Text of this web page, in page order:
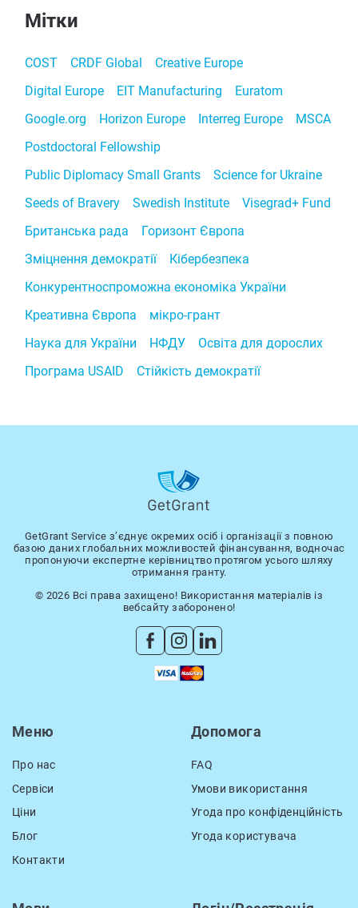
Мітки
COST CRDF Global
Creative Europe
Digital Europe
EIT Manufacturing
Euratom
Google.org
Horizon Europe Interreg Europe
MSCA
Postdoctoral Fellowship
Public Diplomacy Small Grants
Science for Ukraine
Seeds of Bravery
Swedish Institute
Visegrad+ Fund
Британська рада
Горизонт Європа
Зміцнення демократії
Кібербезпека
Конкурентноспроможна економіка України
Креативна Європа
мікро-грант
Наука для України
НФДУ
Освіта для дорослих
Програма USAID
Стійкість демократії
GetGrant Service з’єднує окремих осіб і організації з повною
базою даних глобальних можливостей фінансування, водночас
пропонуючи експертне керівництво протягом усього шляху
отримання гранту.
© 2026 Всі права захищено! Використання матеріалів із
вебсайту заборонено!
Меню
Про нас
Сервіси
Ціни
Блог
Контакти
Допомога
FAQ
Умови використання
Угода про конфіденційність
Угода користувача